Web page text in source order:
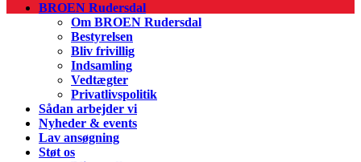
BROEN Rudersdal
Om BROEN Rudersdal
Bestyrelsen
Bliv frivillig
Indsamling
Vedtægter
Privatlivspolitik
Sådan arbejder vi
Nyheder & events
Lav ansøgning
Støt os